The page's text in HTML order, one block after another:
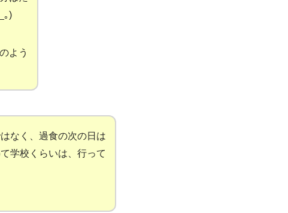
｡)
よう
なく、過食の次の日は
学校くらいは、行って